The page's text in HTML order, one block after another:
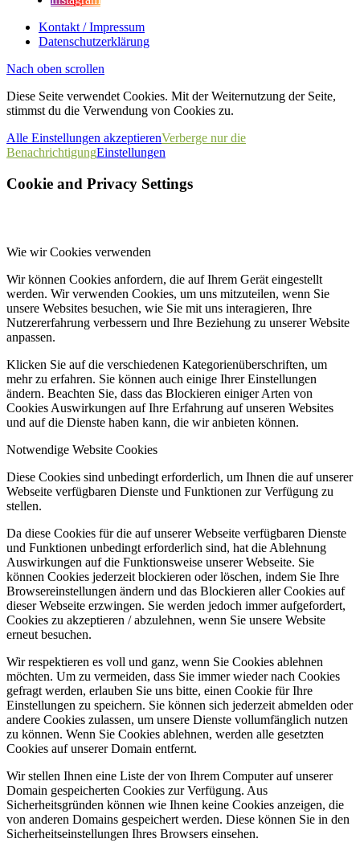
Kontakt / Impressum
Datenschutzerklärung
Nach oben scrollen
Diese Seite verwendet Cookies. Mit der Weiternutzung der Seite,
stimmst du die Verwendung von Cookies zu.
Alle Einstellungen akzeptierenVerberge nur die
BenachrichtigungEinstellungen
Cookie and Privacy Settings
Wie wir Cookies verwenden
Wir können Cookies anfordern, die auf Ihrem Gerät eingestellt
werden. Wir verwenden Cookies, um uns mitzuteilen, wenn Sie
unsere Websites besuchen, wie Sie mit uns interagieren, Ihre
Nutzererfahrung verbessern und Ihre Beziehung zu unserer Website
anpassen.
Klicken Sie auf die verschiedenen Kategorienüberschriften, um
mehr zu erfahren. Sie können auch einige Ihrer Einstellungen
ändern. Beachten Sie, dass das Blockieren einiger Arten von
Cookies Auswirkungen auf Ihre Erfahrung auf unseren Websites
und auf die Dienste haben kann, die wir anbieten können.
Notwendige Website Cookies
Diese Cookies sind unbedingt erforderlich, um Ihnen die auf unserer
Webseite verfügbaren Dienste und Funktionen zur Verfügung zu
stellen.
Da diese Cookies für die auf unserer Webseite verfügbaren Dienste
und Funktionen unbedingt erforderlich sind, hat die Ablehnung
Auswirkungen auf die Funktionsweise unserer Webseite. Sie
können Cookies jederzeit blockieren oder löschen, indem Sie Ihre
Browsereinstellungen ändern und das Blockieren aller Cookies auf
dieser Webseite erzwingen. Sie werden jedoch immer aufgefordert,
Cookies zu akzeptieren / abzulehnen, wenn Sie unsere Website
erneut besuchen.
Wir respektieren es voll und ganz, wenn Sie Cookies ablehnen
möchten. Um zu vermeiden, dass Sie immer wieder nach Cookies
gefragt werden, erlauben Sie uns bitte, einen Cookie für Ihre
Einstellungen zu speichern. Sie können sich jederzeit abmelden oder
andere Cookies zulassen, um unsere Dienste vollumfänglich nutzen
zu können. Wenn Sie Cookies ablehnen, werden alle gesetzten
Cookies auf unserer Domain entfernt.
Wir stellen Ihnen eine Liste der von Ihrem Computer auf unserer
Domain gespeicherten Cookies zur Verfügung. Aus
Sicherheitsgründen können wie Ihnen keine Cookies anzeigen, die
von anderen Domains gespeichert werden. Diese können Sie in den
Sicherheitseinstellungen Ihres Browsers einsehen.